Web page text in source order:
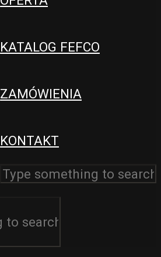
KATALOG FEFCO
ZAMÓWIENIA
KONTAKT